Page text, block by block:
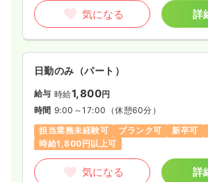
気になる 詳
日勤のみ（パート）
給与 時給1,800円
時間 9:00～17:00 （休憩60分）
担当業務未経験可
ブランク可 新卒可
時給1,800円以上可
気になる 詳